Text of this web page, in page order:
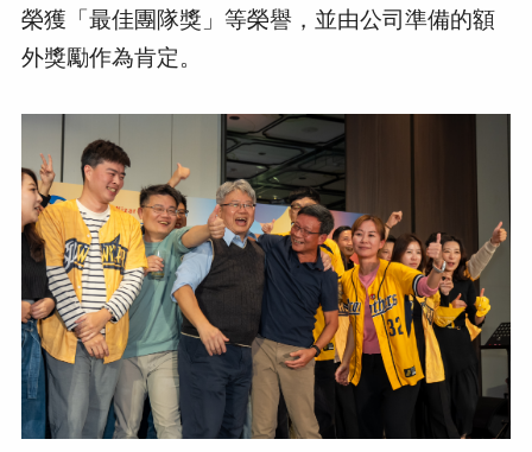
榮獲「最佳團隊獎」等榮譽，並由公司準備的額
外獎勵作為肯定。